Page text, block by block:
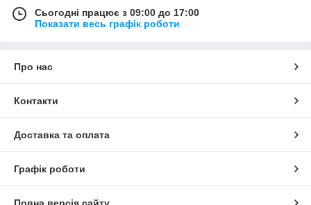
Сьогодні працює з 09:00 до 17:00
Показати весь графік роботи
Про нас
Контакти
Доставка та оплата
Графік роботи